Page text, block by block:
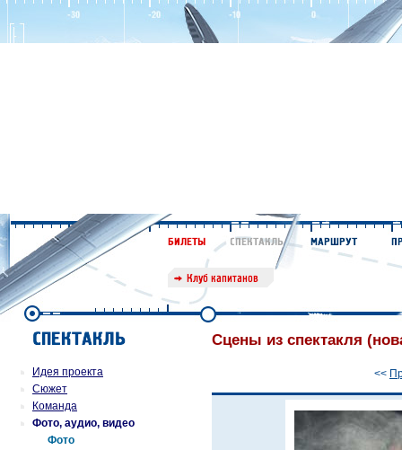
Идея проекта
Сюжет
Команда
Фото, аудио, видео
Фото
Сцены из спектакля
<<